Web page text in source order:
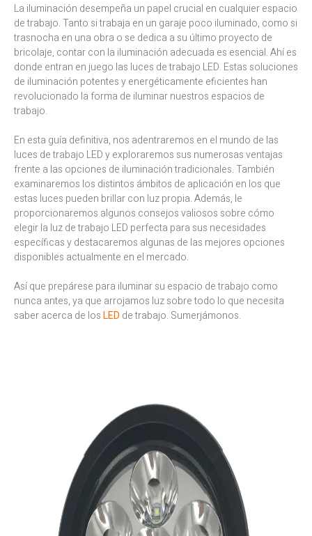
La iluminación desempeña un papel crucial en cualquier espacio
de trabajo. Tanto si trabaja en un garaje poco iluminado, como si
trasnocha en una obra o se dedica a su último proyecto de
bricolaje, contar con la iluminación adecuada es esencial. Ahí es
donde entran en juego las luces de trabajo LED. Estas soluciones
de iluminación potentes y energéticamente eficientes han
revolucionado la forma de iluminar nuestros espacios de
trabajo.
En esta guía definitiva, nos adentraremos en el mundo de las
luces de trabajo LED y exploraremos sus numerosas ventajas
frente a las opciones de iluminación tradicionales. También
examinaremos los distintos ámbitos de aplicación en los que
estas luces pueden brillar con luz propia. Además, le
proporcionaremos algunos consejos valiosos sobre cómo
elegir la luz de trabajo LED perfecta para sus necesidades
específicas y destacaremos algunas de las mejores opciones
disponibles actualmente en el mercado.
Así que prepárese para iluminar su espacio de trabajo como
nunca antes, ya que arrojamos luz sobre todo lo que necesita
saber acerca de losLED de trabajo. Sumerjámonos.